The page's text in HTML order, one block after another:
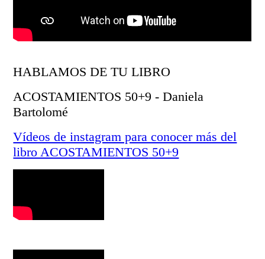
HABLAMOS DE TU LIBRO
ACOSTAMIENTOS 50+9 - Daniela
Bartolomé
Vídeos de instagram para conocer más del
libro ACOSTAMIENTOS 50+9